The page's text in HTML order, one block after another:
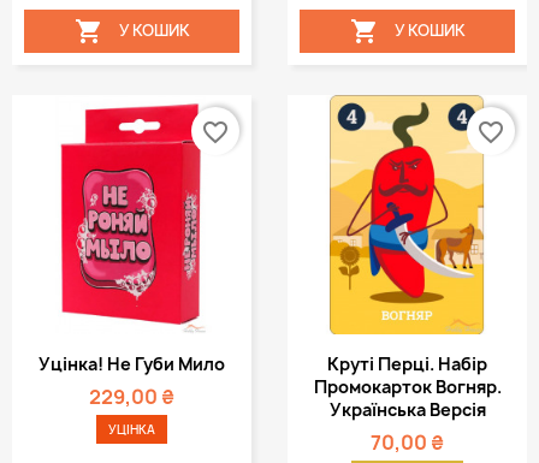
 У КОШИК  У КОШИК
Уцінка! Не Губи Мило
229,00 ₴
УЦІНКА
favorite_border
Круті Перці. Набір
Промокарток Вогняр.
Українська Версія
70,00 ₴
favorite_border